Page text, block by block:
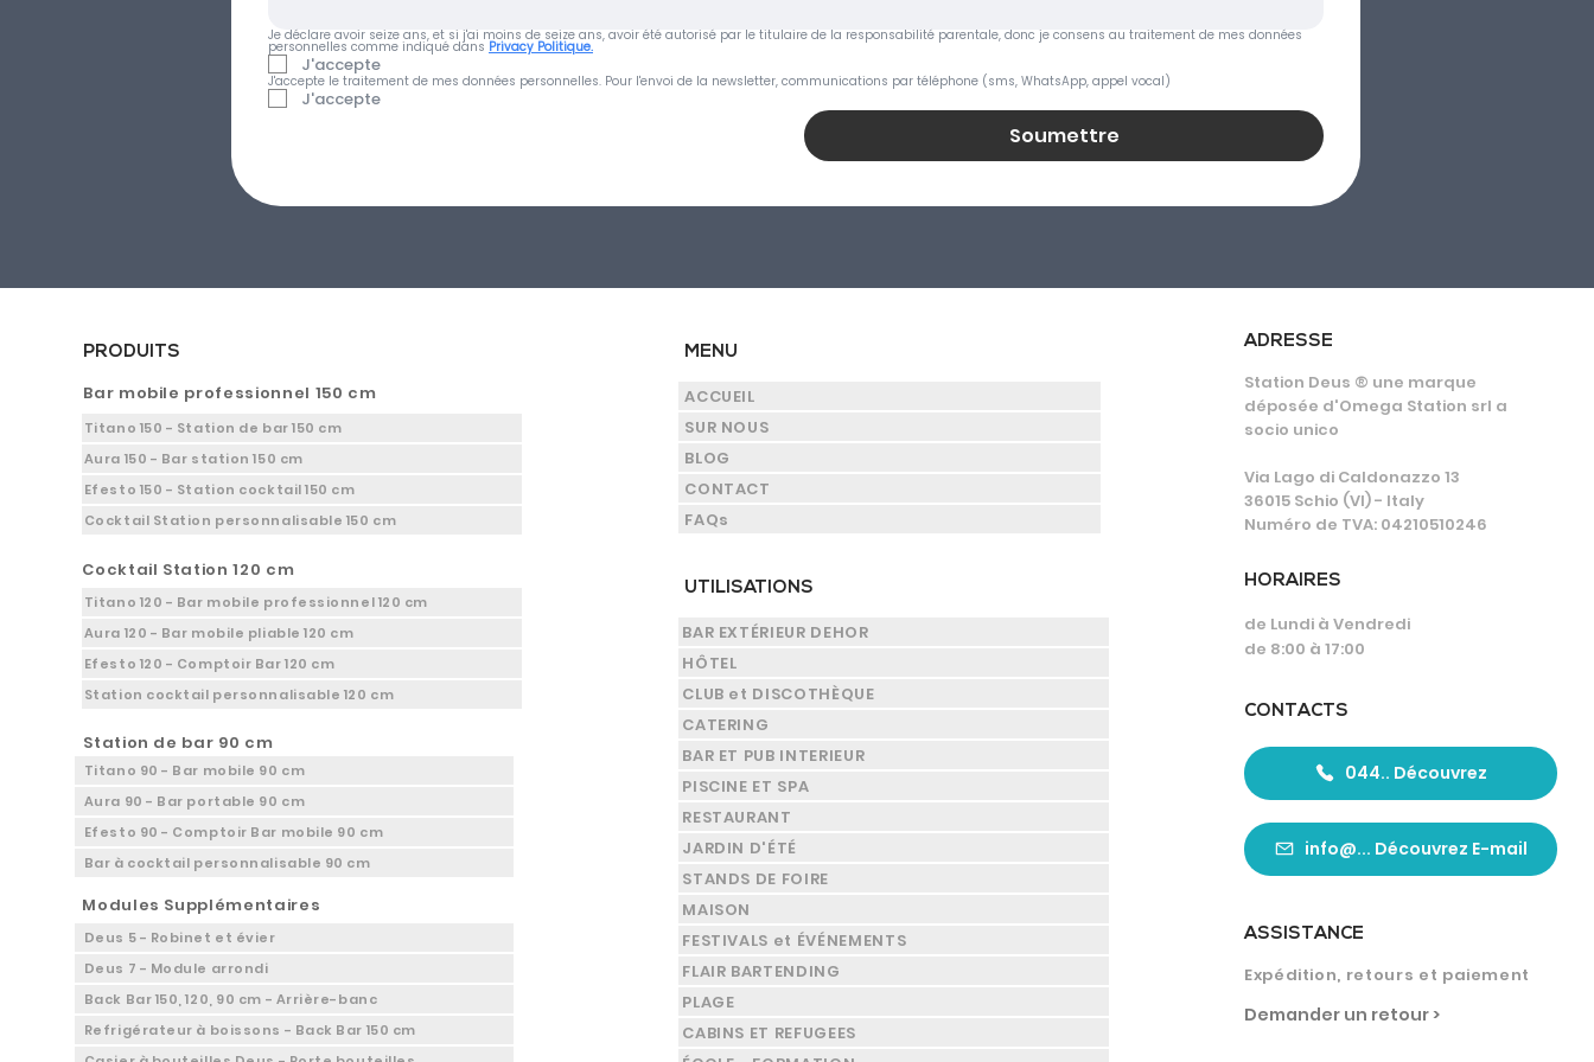
Je déclare avoir seize ans, et si j'ai moins de seize ans, avoir été autorisé par le titulaire de la responsabilité parentale, donc je consens au traitement de mes données
personnelles comme indiqué dans Privacy Politique.
J'accepte
J'accepte le traitement de mes données personnelles. Pour l'envoi de la newsletter, communications par téléphone (sms, WhatsApp, appel vocal)
J'accepte
Soumettre
PRODUITS
Bar mobile professionnel 150 cm
Titano 150 - Station de bar 150 cm
Aura 150 - Bar station 150 cm
Efesto 150 - Station cocktail 150 cm
Cocktail Station personnalisable 150 cm
Cocktail Station 120 cm
Titano 120 - Bar mobile professionnel 120 cm
Aura 120 - Bar mobile pliable 120 cm
Efesto 120 - Comptoir Bar 120 cm
Station cocktail personnalisable 120 cm
Station de bar 90 cm
Titano 90 - Bar mobile 90 cm
Aura 90 - Bar portable 90 cm
Efesto 90 - Comptoir Bar mobile 90 cm
Bar à cocktail personnalisable 90 cm
Modules Supplémentaires
Deus 5 - Robinet et évier
Deus 7 - Module arrondi
Back Bar 150, 120, 90 cm - Arrière-banc
Refrigérateur à boissons - Back Bar 150 cm
MENU
ACCUEIL
SUR NOUS
BLOG
CONTACT
FAQs
UTILISATIONS
BAR EXTÉRIEUR DEHOR
HÔTEL
CLUB et DISCOTHÈQUE
CATERING
BAR ET PUB INTERIEUR
PISCINE ET SPA
RESTAURANT
JARDIN D'ÉTÉ
STANDS DE FOIRE
MAISON
FESTIVALS et ÉVÉNEMENTS
FLAIR BARTENDING
PLAGE
CABINS ET REFUGEES
ADRESSE
Station Deus ® une marque
déposée d'Omega Station srl a
socio unico
Via Lago di Caldonazzo 13
36015 Schio (VI) - Italy
Numéro de TVA: 04210510246
HORAIRES
de Lundi à Vendredi
de 8:00 à 17:00
CONTACTS
044.. Découvrez
info@... Découvrez E-mail
ASSISTANCE
Expédition, retours et paiement
Demander un retour >